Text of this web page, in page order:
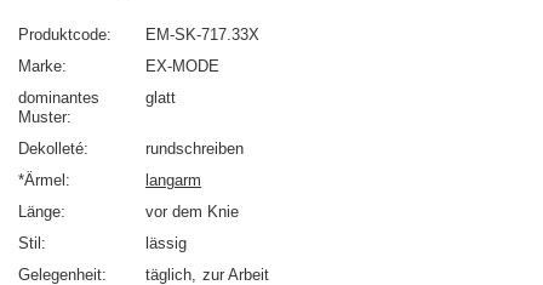
Produktcode
EM-SK-717.33X
Marke
EX-MODE
dominantes
Muster
glatt
Dekolleté
rundschreiben
*Ärmel
langarm
Länge
vor dem Knie
Stil
lässig
Gelegenheit
täglich zur Arbeit